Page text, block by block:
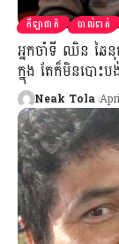
កីឡាជាតិ បាល់ទាត់
អ្នកចាំទី ឈិន ឆៃនុត
ក្នុង តែក៏មិនបោះប
Neak Tola